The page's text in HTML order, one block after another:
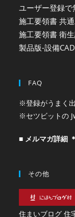
ユーザー登録で
施工要領書 共
施工要領書 衛
製品版-設備
FAQ
※登録がうまく
※セツビットの
■ メルマガ詳細
その他
住まいブログ 住